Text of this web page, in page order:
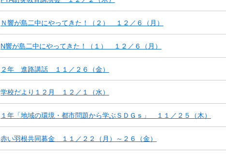
Ｎ響が島二中にやってきた！（２） １２／６（月）
N響が島二中にやってきた！（１） １２／６（月）
２年 進路講話 １１／２６（金）
学校だより１２月 １２／１（水）
１年「地域の環境・都市問題から学ぶＳＤＧｓ」 １１／２５（木）
赤い羽根共同募金 １１／２２（月）～２６（金）